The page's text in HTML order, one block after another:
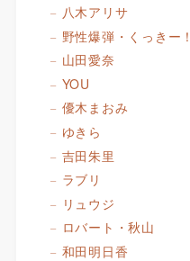
八木アリサ
野性爆弾・くっきー！
山田愛奈
YOU
優木まおみ
ゆきら
吉田朱里
ラブリ
リュウジ
ロバート・秋山
和田明日香